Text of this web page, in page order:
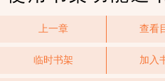
上一章 查看
临时书架 加入